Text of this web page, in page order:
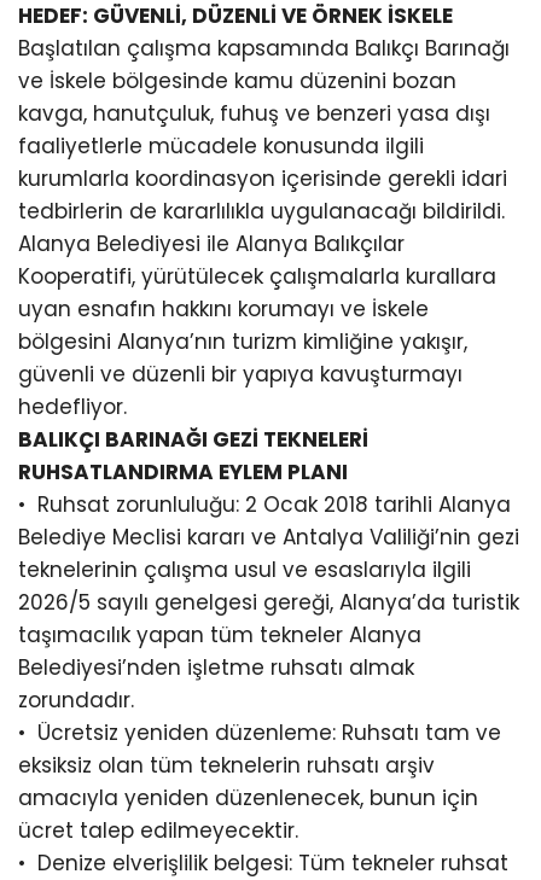
HEDEF: GÜVENLİ, DÜZENLİ VE ÖRNEK İSKELE
Başlatılan çalışma kapsamında Balıkçı Barınağı
ve İskele bölgesinde kamu düzenini bozan
kavga, hanutçuluk, fuhuş ve benzeri yasa dışı
faaliyetlerle mücadele konusunda ilgili
kurumlarla koordinasyon içerisinde gerekli idari
tedbirlerin de kararlılıkla uygulanacağı bildirildi.
Alanya Belediyesi ile Alanya Balıkçılar
Kooperatifi, yürütülecek çalışmalarla kurallara
uyan esnafın hakkını korumayı ve İskele
bölgesini Alanya’nın turizm kimliğine yakışır,
güvenli ve düzenli bir yapıya kavuşturmayı
hedefliyor.
BALIKÇI BARINAĞI GEZİ TEKNELERİ
RUHSATLANDIRMA EYLEM PLANI
•⁠ ⁠Ruhsat zorunluluğu: 2 Ocak 2018 tarihli Alanya
Belediye Meclisi kararı ve Antalya Valiliği’nin gezi
teknelerinin çalışma usul ve esaslarıyla ilgili
2026/5 sayılı genelgesi gereği, Alanya’da turistik
taşımacılık yapan tüm tekneler Alanya
Belediyesi’nden işletme ruhsatı almak
zorundadır.
•⁠ ⁠Ücretsiz yeniden düzenleme: Ruhsatı tam ve
eksiksiz olan tüm teknelerin ruhsatı arşiv
amacıyla yeniden düzenlenecek, bunun için
ücret talep edilmeyecektir.
•⁠ ⁠Denize elverişlilik belgesi: Tüm tekneler ruhsat